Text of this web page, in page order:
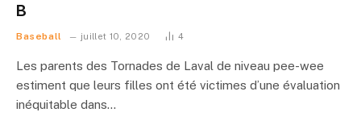
B
Baseball juillet 10, 2020 4
Les parents des Tornades de Laval de niveau pee-wee
estiment que leurs filles ont été victimes d’une évaluation
inéquitable dans…